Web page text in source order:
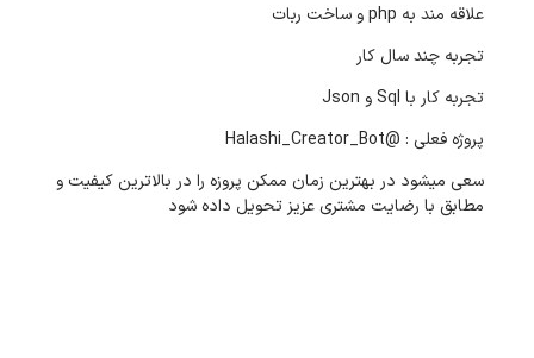
علاقه مند به php و ساخت ربات
تجربه چند سال کار
تجربه کار با Sql و Json
پروژه فعلی : @Halashi_Creator_Bot
سعی میشود در بهترین زمان ممکن پروزه را در بالاترین کیفیت و
مطابق با رضایت مشتری عزیز تحویل داده شود